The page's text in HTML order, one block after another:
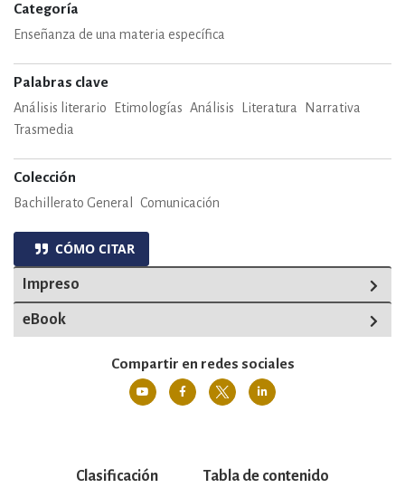
Categoría
Enseñanza de una materia específica
Palabras clave
Análisis literario Etimologías Análisis Literatura
Narrativa
Trasmedia
Colección
Bachillerato General Comunicación
CÓMO CITAR
Impreso
eBook
Compartir en redes sociales
Clasificación Tabla de contenido